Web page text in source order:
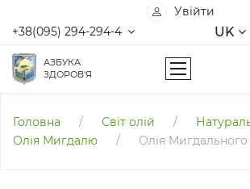
Увійти
+38(095) 294-294-4
UK
АЗБУКА
ЗДОРОВ'Я
Головна / Світ олій /
Олія Мигдалю
/ Олія Мигдального